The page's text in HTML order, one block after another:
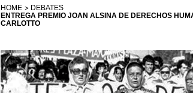
HOME
DEBATES
ENTREGA PREMIO JOAN ALSINA DE DERECHOS
CARLOTTO